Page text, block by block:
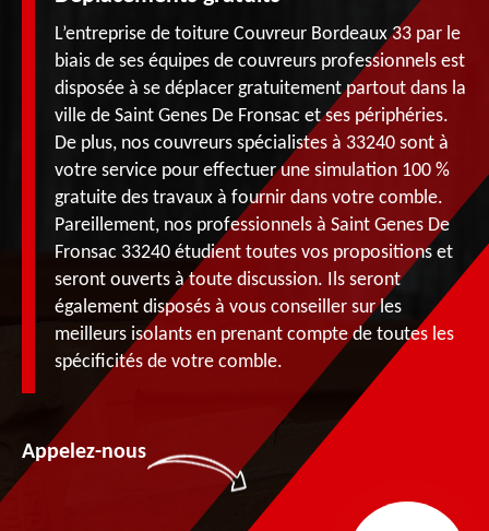
L’entreprise de toiture Couvreur Bordeaux 33 par le
biais de ses équipes de couvreurs professionnels est
disposée à se déplacer gratuitement partout dans la
ville de Saint Genes De Fronsac et ses périphéries.
De plus, nos couvreurs spécialistes à 33240 sont à
votre service pour effectuer une simulation 100 %
gratuite des travaux à fournir dans votre comble.
Pareillement, nos professionnels à Saint Genes De
Fronsac 33240 étudient toutes vos propositions et
seront ouverts à toute discussion. Ils seront
également disposés à vous conseiller sur les
meilleurs isolants en prenant compte de toutes les
spécificités de votre comble.
Appelez-nous